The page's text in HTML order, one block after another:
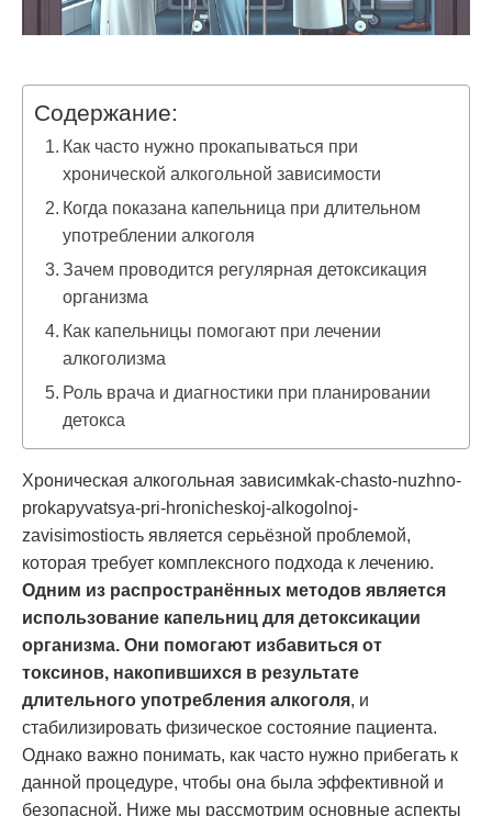
Содержание:
Как часто нужно прокапываться при
хронической алкогольной зависимости
Когда показана капельница при длительном
употреблении алкоголя
Зачем проводится регулярная детоксикация
организма
Как капельницы помогают при лечении
алкоголизма
Роль врача и диагностики при планировании
детокса
Хроническая алкогольная зависимkak-chasto-nuzhno-
prokapyvatsya-pri-hronicheskoj-alkogolnoj-
zavisimostiость является серьёзной проблемой,
которая требует комплексного подхода к лечению.
Одним из распространённых методов является
использование капельниц для детоксикации
организма. Они помогают избавиться от
токсинов, накопившихся в результате
длительного употребления алкоголя, и
стабилизировать физическое состояние пациента.
Однако важно понимать, как часто нужно прибегать к
данной процедуре, чтобы она была эффективной и
безопасной. Ниже мы рассмотрим основные аспекты